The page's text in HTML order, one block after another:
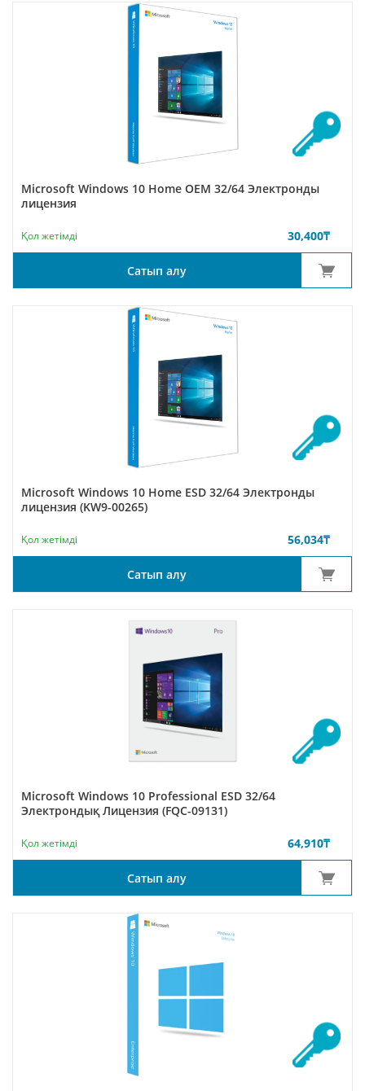
Microsoft Windows 10 Home OEM 32/64 Электронды
лицензия
Қол жетімді 30,400₸
Сатып алу
Microsoft Windows 10 Home ESD 32/64 Электронды
лицензия (KW9-00265)
Қол жетімді 56,034₸
Сатып алу
Microsoft Windows 10 Professional ESD 32/64
Электрондық Лицензия (FQC-09131)
Қол жетімді 64,910₸
Сатып алу